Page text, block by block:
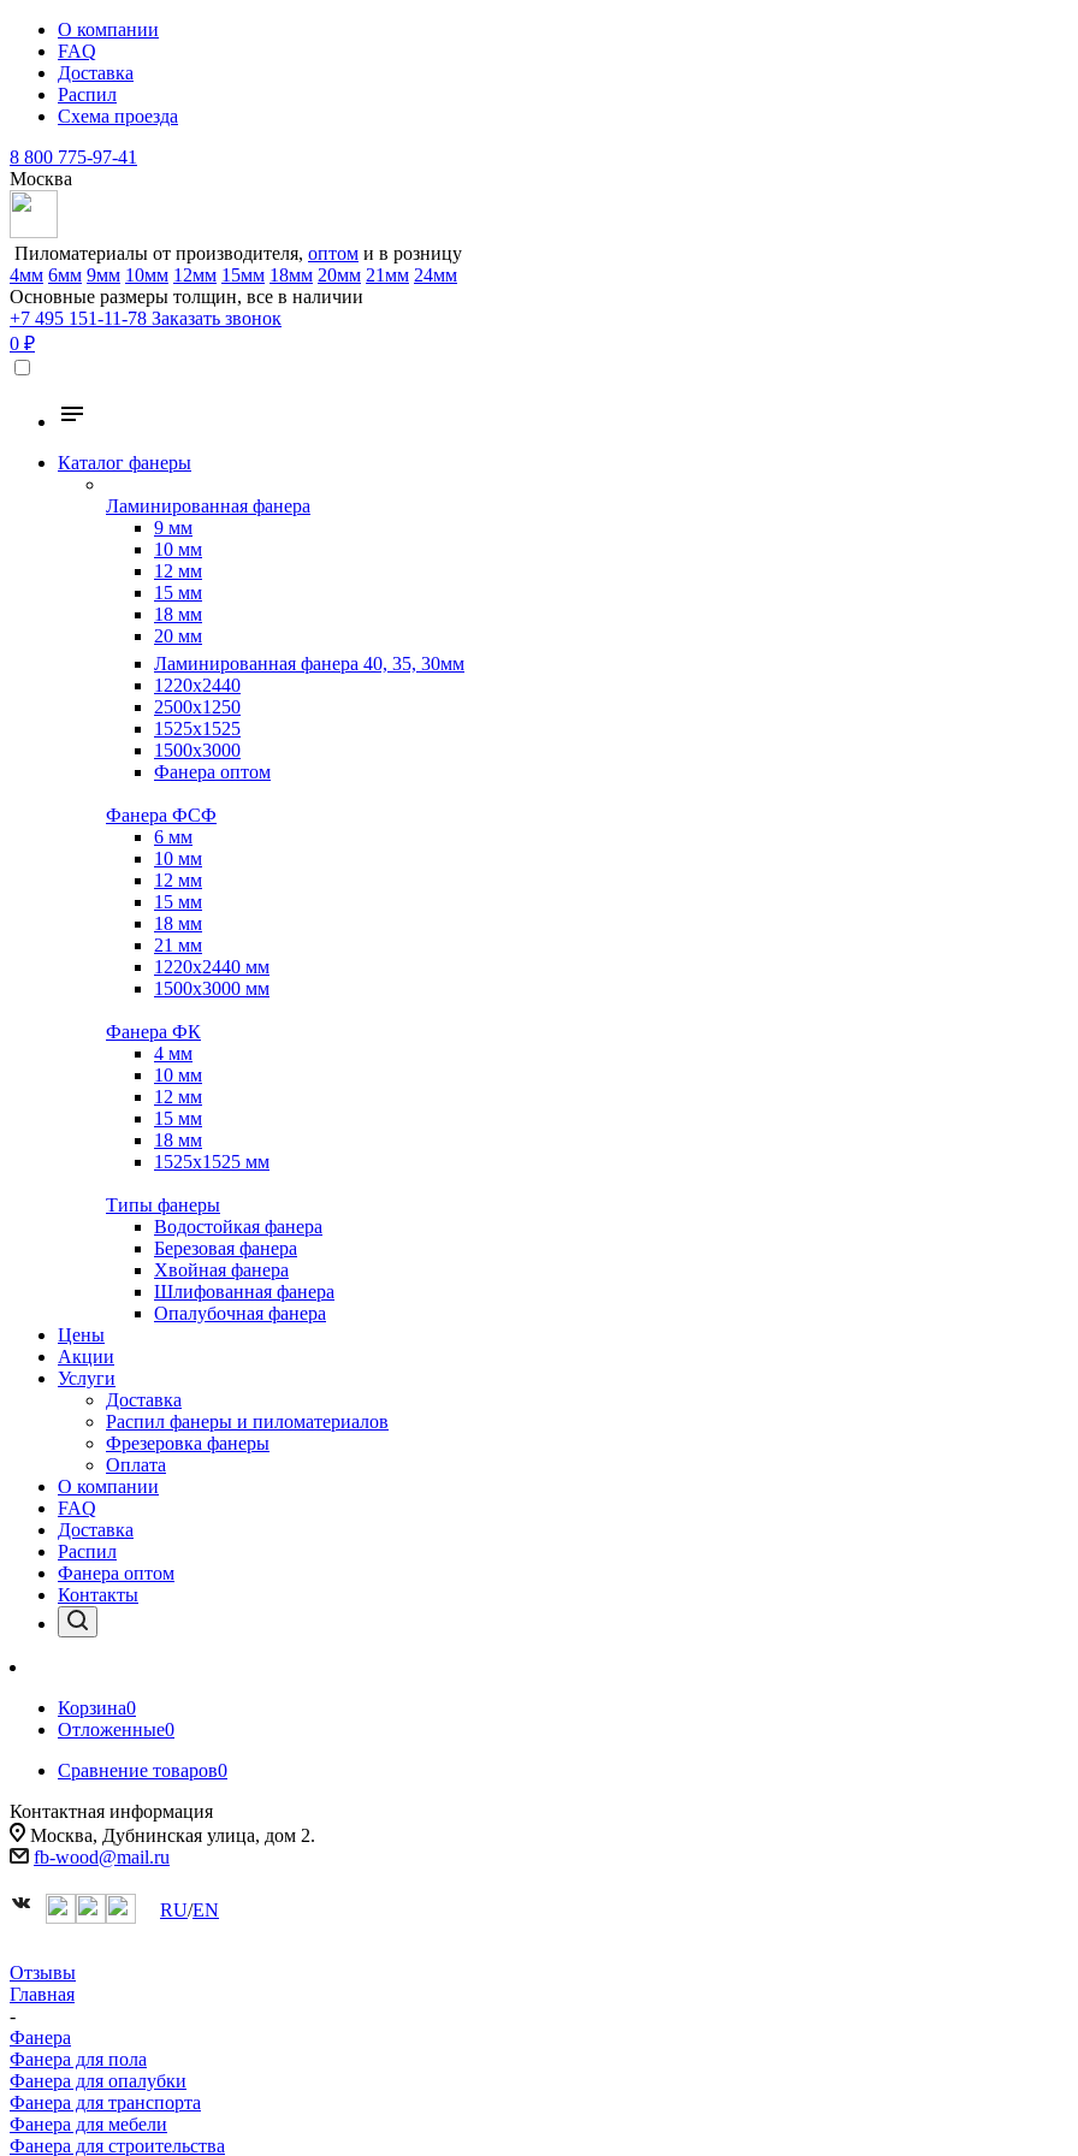
О компании
FAQ
Доставка
Распил
Схема проезда
8 800 775-97-41
Москва
Пиломатериалы от производителя, оптом и в розницу
4мм 6мм 9мм 10мм 12мм 15мм 18мм 20мм 21мм 24мм
Основные размеры толщин, все в наличии
+7 495 151-11-78 Заказать звонок
0 ₽
Каталог фанеры
Ламинированная фанера
9 мм
10 мм
12 мм
15 мм
18 мм
20 мм
Ламинированная фанера 40, 35, 30мм
1220x2440
2500x1250
1525x1525
1500x3000
Фанера оптом
Фанера ФСФ
6 мм
10 мм
12 мм
15 мм
18 мм
21 мм
1220х2440 мм
1500х3000 мм
Фанера ФК
4 мм
10 мм
12 мм
15 мм
18 мм
1525х1525 мм
Типы фанеры
Водостойкая фанера
Березовая фанера
Хвойная фанера
Шлифованная фанера
Опалубочная фанера
Цены
Акции
Услуги
Доставка
Распил фанеры и пиломатериалов
Фрезеровка фанеры
Оплата
О компании
FAQ
Доставка
Распил
Фанера оптом
Контакты
Корзина0
Отложенные0
Сравнение товаров0
Контактная информация
Москва, Дубнинская улица, дом 2.
fb-wood@mail.ru
RU/EN
Отзывы
Главная
-
Фанера
Фанера для пола
Фанера для опалубки
Фанера для транспорта
Фанера для мебели
Фанера для строительства